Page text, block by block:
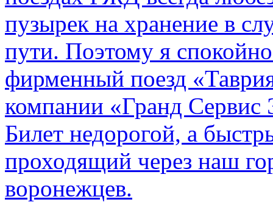
пузырек на хранение в
пути. По­этому я
фирменный поезд
компании «Гранд Сервис
Билет недорогой, а
проходящий через наш
воронежцев.